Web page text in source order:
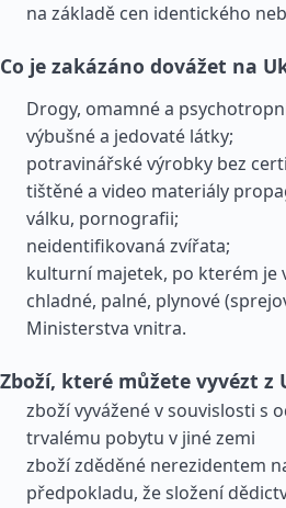
na základě cen identického
Co je zakázáno dovážet na
Drogy, omamné a
výbušné a jedovaté látky;
potravinářské výrobky bez
tištěné a video materiály
válku, pornografii;
neidentifikovaná zvířata;
kulturní majetek, po kterém je
chladné, palné, plynové
Ministerstva vnitra.
Zboží, které můžete vyvézt z
zboží vyvážené v souvislosti s
trvalému pobytu v jiné zemi
zboží zděděné nerezidentem
předpokladu, že složení